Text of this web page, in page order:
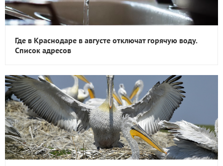
Где в Краснодаре в августе отключат горячую воду.
Список адресов